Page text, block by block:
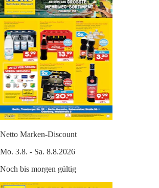
Netto Marken-Discount
Mo. 3.8. - Sa. 8.8.2026
Noch bis morgen gültig